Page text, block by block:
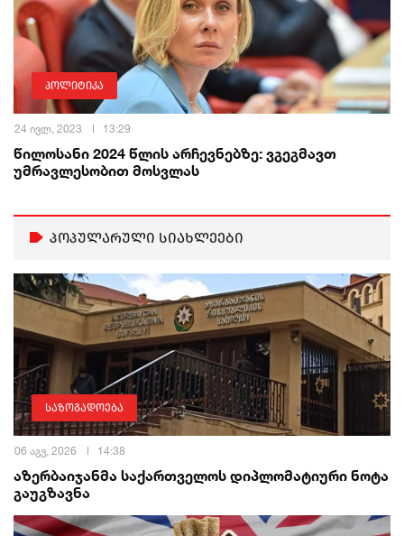
პოლიტიკა
24 ივლ, 2023 13:29
წილოსანი 2024 წლის არჩევნებზე: ვგეგმავთ
უმრავლესობით მოსვლას
პოპულარული სიახლეები
საზოგადოება
06 აგვ, 2026 14:38
აზერბაიჯანმა საქართველოს დიპლომატიური ნოტა
გაუგზავნა